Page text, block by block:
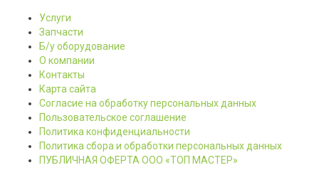
Услуги
Запчасти
Б/у оборудование
О компании
Контакты
Карта сайта
Согласие на обработку персональных данных
Пользовательское соглашение
Политика конфиденциальности
Политика сбора и обработки персональных данных
ПУБЛИЧНАЯ ОФЕРТА ООО «ТОП МАСТЕР»